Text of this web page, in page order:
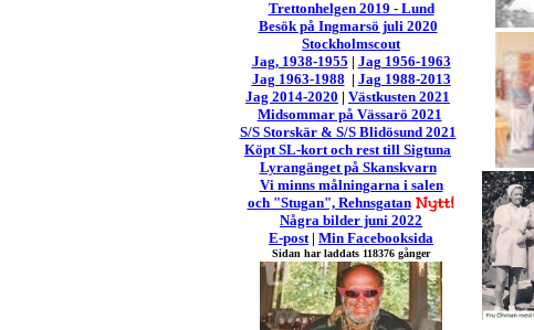
Trettonhelgen 2019 - Lund
Besök på Ingmarsö juli 2020
Stockholmscout
Jag, 1938-1955 | Jag 1956-1963
Jag 1963-1988 | Jag 1988-2013
Jag 2014-2020 | Västkusten 2021
Midsommar på Vässarö 2021
S/S Storskär & S/S Blidösund 2021
Köpt SL-kort och rest till Sigtuna
Lyrangänget på Skanskvarn
Vi minns målningarna i salen
och "Stugan", Rehnsgatan
Några bilder juni 2022
E-post| Min Facebooksida
Sidan har laddats 118376 gånger